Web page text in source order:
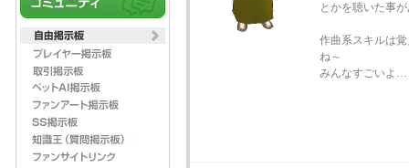
とかを聴いた事
作曲系スキルは
ね～
みんなすごいよ…